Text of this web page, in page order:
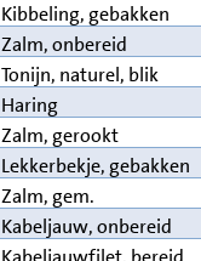
Kibbeling, gebakken
Zalm, onbereid
Tonijn, naturel, blik
Haring
Zalm, gerookt
Lekkerbekje, gebakken
Zalm, gem.
Kabeljauw, onbereid